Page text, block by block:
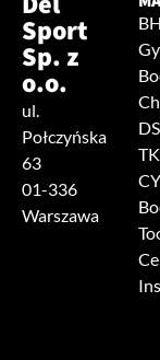
Sport
Sp. z
o.o.
ul.
Połczyńska
63
01-336
Warszawa